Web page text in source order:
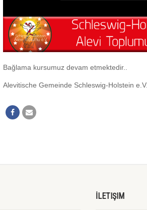
Bağlama kursumuz devam etmektedir..
Alevitische Gemeinde Schleswig-Holstein e.V.
İLETIŞIM